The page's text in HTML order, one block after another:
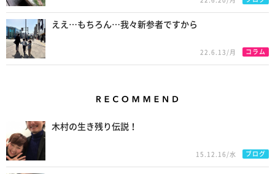
ええ…もちろん…我々新参者ですから
22.6.13/月 コラム
木村の生き残り伝説！
15.12.16/水 ブログ